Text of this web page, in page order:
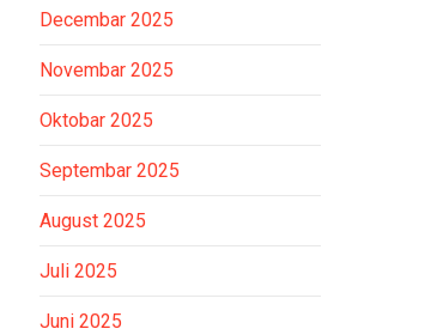
Decembar 2025
Novembar 2025
Oktobar 2025
Septembar 2025
August 2025
Juli 2025
Juni 2025